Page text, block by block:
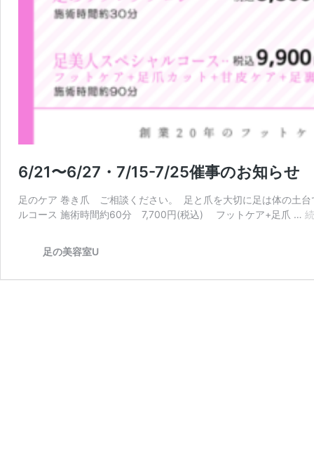
6/21〜6/27・7/15-7/25催事のお知らせ
足のケア 巻き爪 ご相談ください。 足と爪を大切に足は体の土
ルコース 施術時間約60分 7,700円(税込) フットケア+足爪 …
足の美容室U